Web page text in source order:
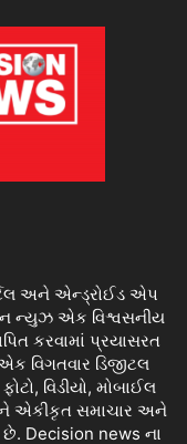
અને એન્ડ્રોઈડ એપ
ન્યુઝ એક વિશ્વસનીય
કરવામાં પ્રયાસરત
વિગતવાર ડિજીટલ
વિડીયો, મોબાઈલ
એકીકૃત સમાચાર અને
છે. Decision news ના